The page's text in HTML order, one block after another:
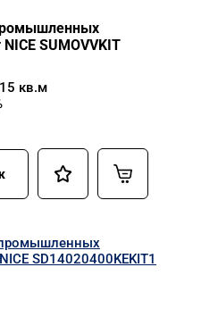
SUMOVVKIT
кв.м